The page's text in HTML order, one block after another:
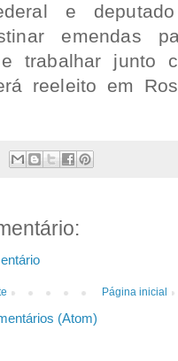
e
emendas
e trabalhar junto
reeleito em
Página inicial
(Atom)